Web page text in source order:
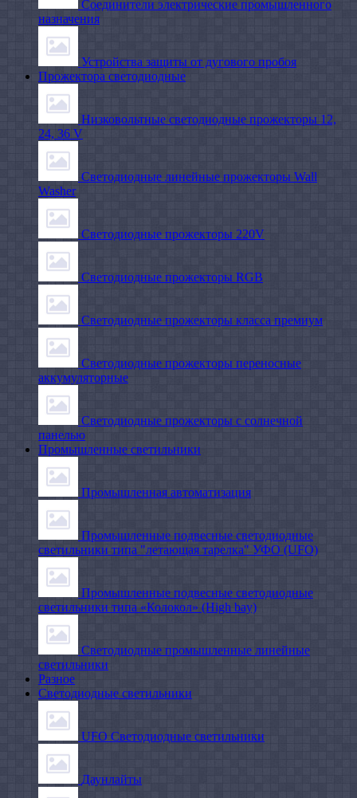
Соединители электрические промышленного
назначения
Устройства защиты от дугового пробоя
Прожектора светодиодные
Низковольтные светодиодные прожекторы 12,
24, 36 V
Светодиодные линейные прожекторы Wall
Washer
Светодиодные прожекторы 220V
Светодиодные прожекторы RGB
Светодиодные прожекторы класса премиум
Светодиодные прожекторы переносные
аккумуляторные
Светодиодные прожекторы с солнечной
панелью
Промышленные светильники
Промышленная автоматизация
Промышленные подвесные cветодиодные
светильники типа "летающая тарелка" УФО (UFO)
Промышленные подвесные cветодиодные
светильники типа «Колокол» (High bay)
Светодиодные промышленные линейные
светильники
Разное
Светодиодные светильники
UFO Светодиодные светильники
Даунлайты